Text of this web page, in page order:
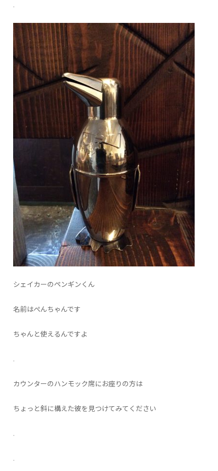
.
シェイカーのペンギンくん
名前はぺんちゃんです
ちゃんと使えるんですよ
.
カウンターのハンモック席にお座りの方は
ちょっと斜に構えた彼を見つけてみてください
.
.